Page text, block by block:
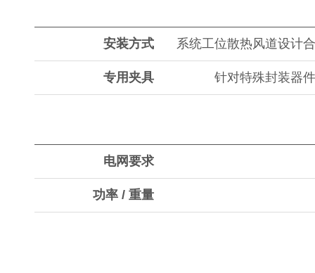
安装方式 系统工位散热风道设计
专用夹具 针对特殊封装器
电网要求
功率 / 重量